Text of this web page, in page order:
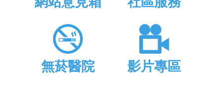
無菸醫院 影片專區